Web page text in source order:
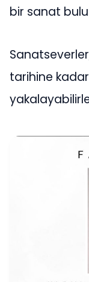
bir sanat
tarihine kadar